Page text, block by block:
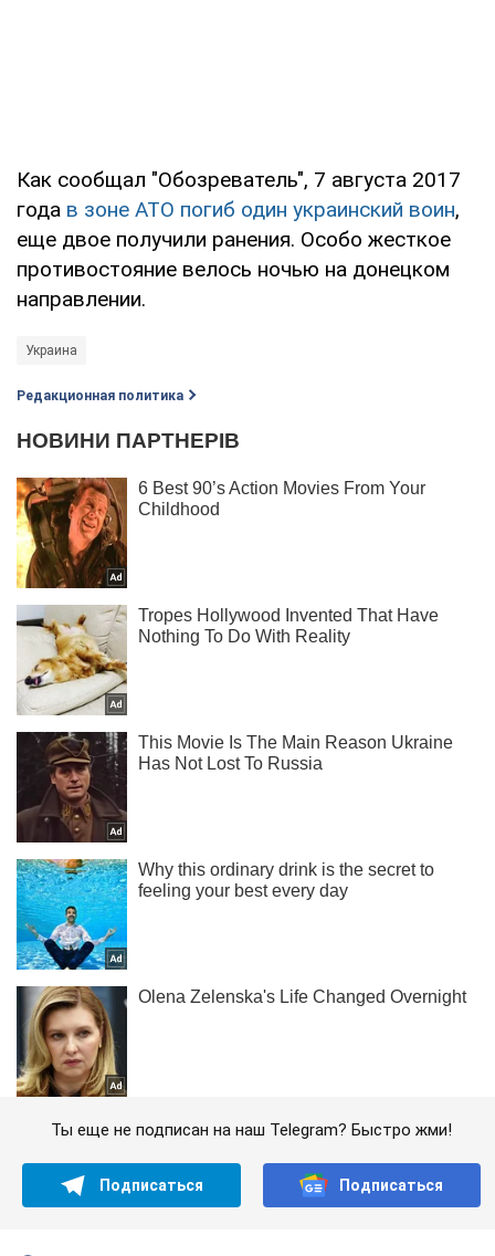
Как сообщал "Обозреватель", 7 августа 2017
года в зоне АТО погиб один украинский воин,
еще двое получили ранения. Особо жесткое
противостояние велось ночью на донецком
направлении.
Украина
Редакционная политика
Ты еще не подписан на наш Telegram? Быстро жми!
Подписаться Подписаться